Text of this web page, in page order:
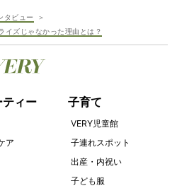
タビュー
イズじゃなかった理由とは？
ティー
ア
子育て
VERY児童館
子連れスポット
出産・内祝い
子ども服